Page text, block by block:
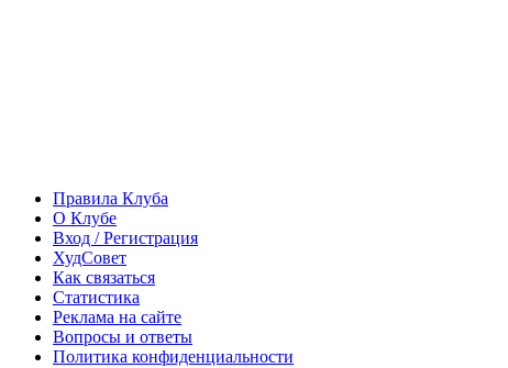
Правила Клуба
О Клубе
Вход / Регистрация
ХудСовет
Как связаться
Статистика
Реклама на сайте
Вопросы и ответы
Политика конфиденциальности